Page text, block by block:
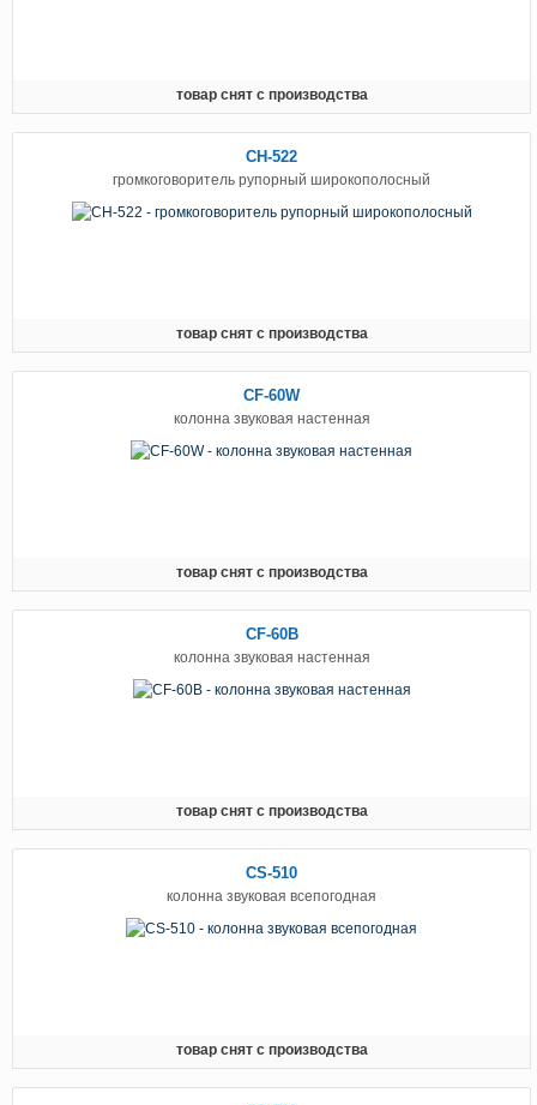
товар снят с производства
CH-522
громкоговоритель рупорный широкополосный
товар снят с производства
CF-60W
колонна звуковая настенная
товар снят с производства
CF-60B
колонна звуковая настенная
товар снят с производства
CS-510
колонна звуковая всепогодная
товар снят с производства